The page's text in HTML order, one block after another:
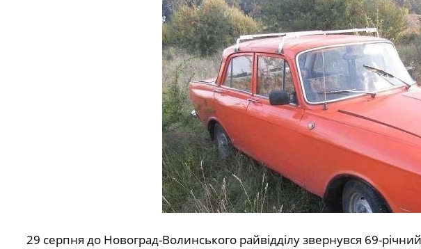
29 серпня до Новоград-Волинського райвідділу звернувся 69-